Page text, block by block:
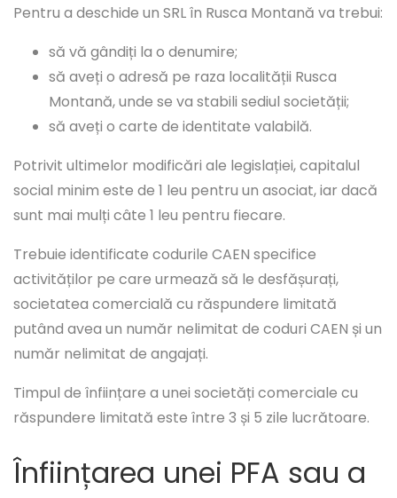
Pentru a deschide un SRL în Rusca Montană va trebui:
să vă gândiți la o denumire;
să aveți o adresă pe raza localității Rusca
Montană, unde se va stabili sediul societății;
să aveți o carte de identitate valabilă.
Potrivit ultimelor modificări ale legislației, capitalul
social minim este de 1 leu pentru un asociat, iar dacă
sunt mai mulți câte 1 leu pentru fiecare.
Trebuie identificate codurile CAEN specifice
activităților pe care urmează să le desfășurați,
societatea comercială cu răspundere limitată
putând avea un număr nelimitat de coduri CAEN și un
număr nelimitat de angajați.
Timpul de înființare a unei societăți comerciale cu
răspundere limitată este între 3 și 5 zile lucrătoare.
Înființarea unei PFA sau a